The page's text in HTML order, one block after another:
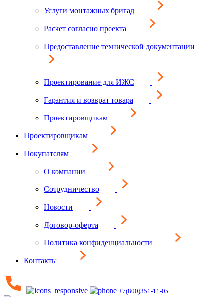
Услуги монтажных бригад
Расчет согласно проекта
Предоставление технической документации
Проектирование для ИЖС
Гарантия и возврат товара
Проектировщикам
Проектировщикам
Покупателям
О компании
Сотрудничество
Новости
Договор-оферта
Политика конфиденциальности
Контакты
+7(800)351-11-05